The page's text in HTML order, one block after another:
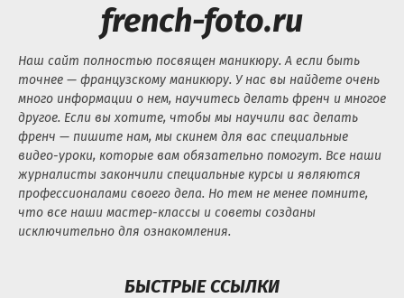
french-foto.ru
Наш сайт полностью посвящен маникюру. А если быть
точнее — французскому маникюру. У нас вы найдете очень
много информации о нем, научитесь делать френч и многое
другое. Если вы хотите, чтобы мы научили вас делать
френч — пишите нам, мы скинем для вас специальные
видео-уроки, которые вам обязательно помогут. Все наши
журналисты закончили специальные курсы и являются
профессионалами своего дела. Но тем не менее помните,
что все наши мастер-классы и советы созданы
исключительно для ознакомления.
БЫСТРЫЕ ССЫЛКИ